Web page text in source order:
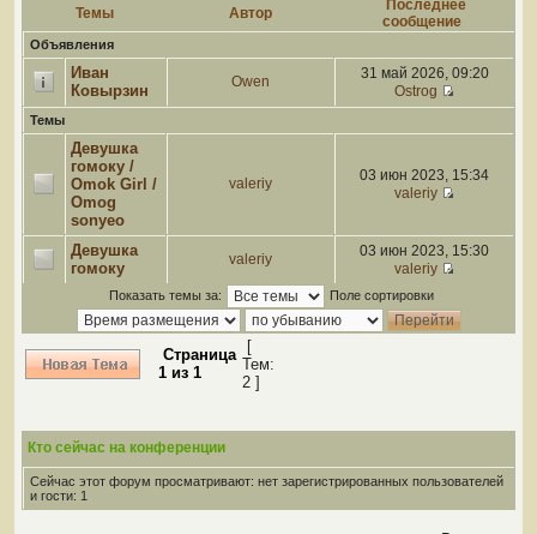
Темы Автор
Последнее
сообщение
Объявления
Иван
Ковырзин
Owen
31 май 2026, 09:20
Ostrog
Темы
Девушка
гомоку /
Omok Girl /
Omog
sonyeo
valeriy
03 июн 2023, 15:34
valeriy
Девушка
гомоку
valeriy
03 июн 2023, 15:30
valeriy
Показать темы за: Поле сортировки
Страница
1 из 1
[
Тем:
2 ]
Кто сейчас на конференции
Сейчас этот форум просматривают: нет зарегистрированных пользователей
и гости: 1